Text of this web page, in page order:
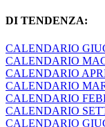
DI TENDENZA:
CALENDARIO
CALENDARIO
CALENDARIO
CALENDARIO
CALENDARIO
CALENDARIO
CALENDARIO